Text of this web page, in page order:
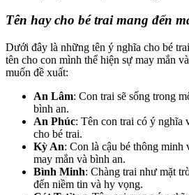
Tên hay cho bé trai mang đến
Dưới đây là những tên ý nghĩa cho bé
tên cho con mình thể hiện sự may mắn
muốn đề xuất:
An Lâm: Con trai sẽ sống trong
bình an.
An Phúc: Tên con trai có ý nghĩa
cho bé trai.
Kỳ An: Con là cậu bé thông minh
may mắn và bình an.
Bình Minh: Chàng trai như mặt
đến niềm tin và hy vọng.